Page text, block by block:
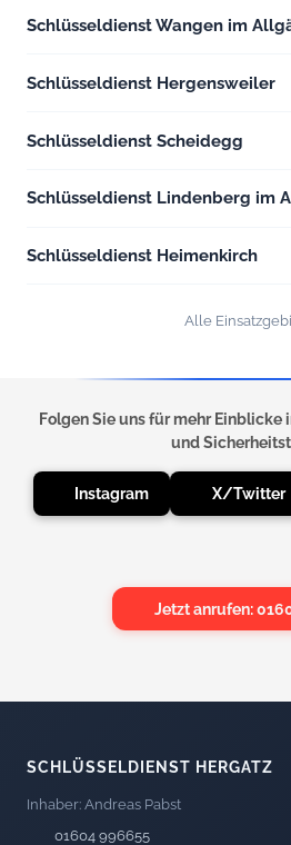
Schlüsseldienst Wangen im
Schlüsseldienst Hergensweiler
Schlüsseldienst Scheidegg
Schlüsseldienst Lindenberg im
Schlüsseldienst Heimenkirch
Alle
Folgen Sie uns für mehr Einblicke
und
Instagram X/Twitter
Jetzt anrufen:
SCHLÜSSELDIENST HERGATZ
Inhaber: Andreas Pabst
01604 996655